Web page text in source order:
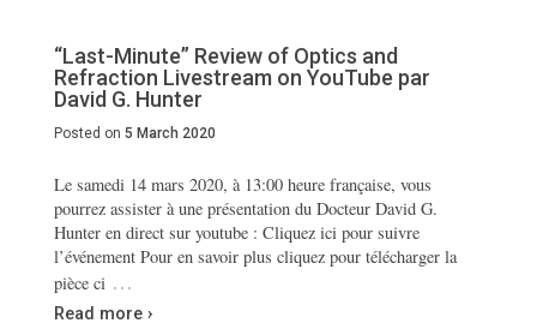
“Last-Minute” Review of Optics and
Refraction Livestream on YouTube par
David G. Hunter
Posted on 5 March 2020
Le samedi 14 mars 2020, à 13:00 heure française, vous
pourrez assister à une présentation du Docteur David G.
Hunter en direct sur youtube : Cliquez ici pour suivre
l’événement Pour en savoir plus cliquez pour télécharger la
pièce ci …
Read more ›